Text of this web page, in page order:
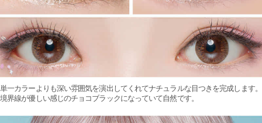
単一カラーよりも深い雰囲気を演出してくれてナチュラルな目つきを完成します。
境界線が優しい感じのチョコブラックになっていて自然です。